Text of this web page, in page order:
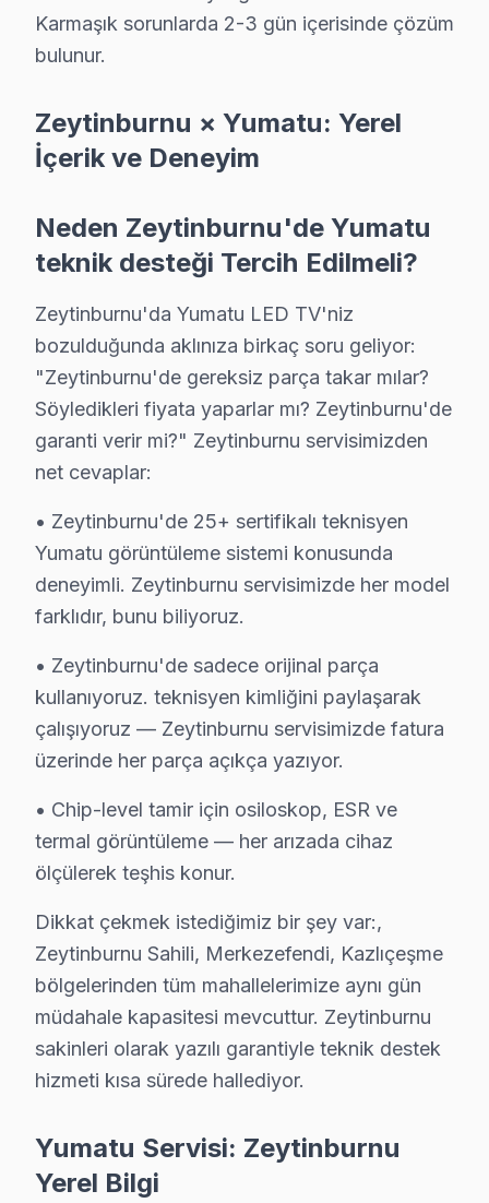
✓ 15+ Yıl Deneyim
Zeytinburnu Mahallelerinde Yumatu Servis
Zeytinburnu, İstanbul'un yoğun bir bölgesi olup, farklı
Zeytinburnu, metro ve otobüs hatlarıyla iyi bir ulaşım
Yumatu televizyonların yaygın olduğu bir başka
Yumatu TV Arızasında Atılacak İlk Adımlar
Yumatu televizyonlar arasında sık karşılaşılan
1.Ekran Kararması
Neden:Yumatu’nun bazı modellerindeki zayıf
2025 Fiyatı:₺800 - ₺1500 arasında değişebilir.
Etkilenen Modeller:Yumatu 55UHD2021.
2. Ses Kaybı
Belirtisi:Cihaz açıldığında sesin olmaması
Neden: Ses yongası ile anakart arasındaki
2025 Fiyatı:₺500 - ₺1200.
Etkilenen Modeller:Yumatu 49SMART2019.
Belirtisi:Cihazın açılmaması veya açıldıktan
Neden:Güç kaynağı ünitesindeki arızalar,
2025 Fiyatı:
Etkilenen Modeller:Yumatu 40LED2018.
4.Yazılım Güncellemeleri Hatası
Belirtisi: Cihazın yazılım güncellemeleri
Neden:Yazılımlarındaki güncellemeler, cihazın
2025 Fiyatı:₺300 - ₺700.
Etkilenen Modeller:Yumatu 58SMART2020.
Belirtisi:Ekranda bazı alanların kararması veya
Neden:LED panel yapısının zamanla
Karmaşık sorunlarda 2-3 gün içerisinde çözüm
bulunur.
Zeytinburnu × Yumatu: Yerel
İçerik ve Deneyim
Neden Zeytinburnu'de Yumatu
teknik desteği Tercih Edilmeli?
Zeytinburnu'da Yumatu LED TV'niz
bozulduğunda aklınıza birkaç soru geliyor:
"Zeytinburnu'de gereksiz parça takar mılar?
Söyledikleri fiyata yaparlar mı? Zeytinburnu'de
garanti verir mi?" Zeytinburnu servisimizden
net cevaplar:
• Zeytinburnu'de 25+ sertifikalı teknisyen
Yumatu görüntüleme sistemi konusunda
deneyimli. Zeytinburnu servisimizde her model
farklıdır, bunu biliyoruz.
• Zeytinburnu'de sadece orijinal parça
kullanıyoruz. teknisyen kimliğini paylaşarak
çalışıyoruz — Zeytinburnu servisimizde fatura
üzerinde her parça açıkça yazıyor.
• Chip-level tamir için osiloskop, ESR ve
termal görüntüleme — her arızada cihaz
ölçülerek teşhis konur.
Dikkat çekmek istediğimiz bir şey var:,
Zeytinburnu Sahili, Merkezefendi, Kazlıçeşme
bölgelerinden tüm mahallelerimize aynı gün
müdahale kapasitesi mevcuttur. Zeytinburnu
sakinleri olarak yazılı garantiyle teknik destek
hizmeti kısa sürede hallediyor.
Yumatu Servisi: Zeytinburnu
Yerel Bilgi